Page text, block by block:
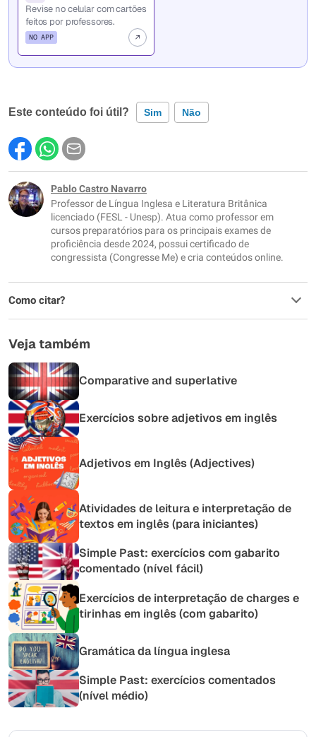
Revise no celular com cartões
feitos por professores.
NO APP
Este conteúdo foi útil? Sim Não
Este conteúdo contém informação incorreta
Este conteúdo não tem a informação que procuro
Outro
Pablo Castro Navarro
Professor de Língua Inglesa e Literatura Britânica
licenciado (FESL - Unesp). Atua como professor em
cursos preparatórios para os principais exames de
proficiência desde 2024, possui certificado de
congressista (Congresse Me) e cria conteúdos online.
Como citar?
Veja também
Comparative and superlative
Exercícios sobre adjetivos em inglês
Adjetivos em Inglês (Adjectives)
Atividades de leitura e interpretação de
textos em inglês (para iniciantes)
Simple Past: exercícios com gabarito
comentado (nível fácil)
Exercícios de interpretação de charges e
tirinhas em inglês (com gabarito)
Gramática da língua inglesa
Simple Past: exercícios comentados
(nível médio)